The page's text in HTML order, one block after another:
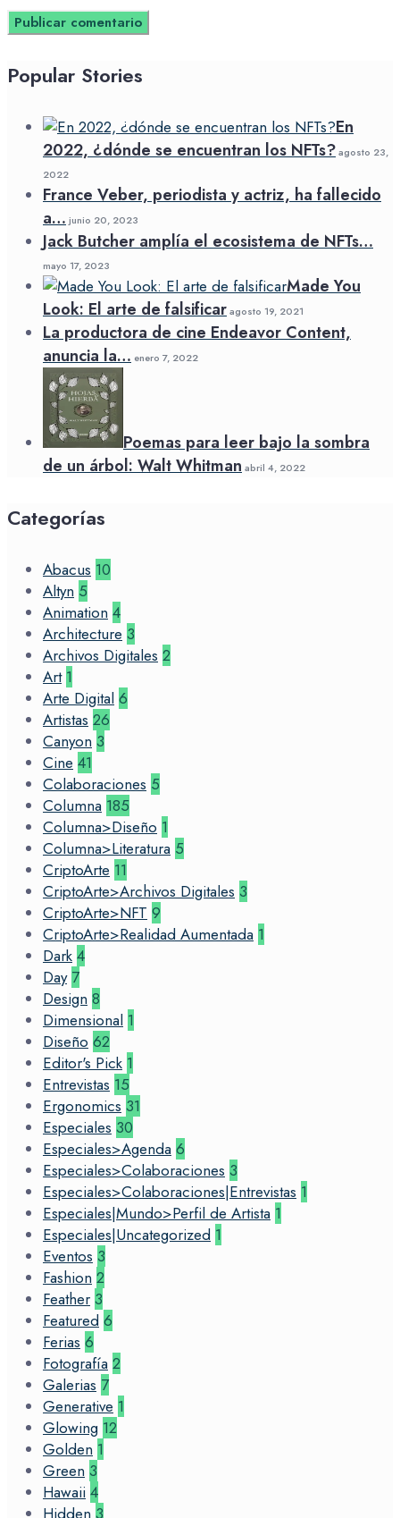
Popular Stories
En
2022, ¿dónde se encuentran los NFTs?agosto 23,
2022
France Veber, periodista y actriz, ha fallecido
a… junio 20, 2023
Jack Butcher amplía el ecosistema de NFTs…
mayo 17, 2023
Made You
Look: El arte de falsificaragosto 19, 2021
La productora de cine Endeavor Content,
anuncia la… enero 7, 2022
Poemas para leer bajo la sombra
de un árbol: Walt Whitman abril 4, 2022
Categorías
Abacus 10
Altyn 5
Animation 4
Architecture 3
Archivos Digitales 2
Art 1
Arte Digital 6
Artistas 26
Canyon 3
Cine 41
Colaboraciones 5
Columna 185
Columna>Diseño 1
Columna>Literatura 5
CriptoArte 11
CriptoArte>Archivos Digitales 3
CriptoArte>NFT 9
CriptoArte>Realidad Aumentada 1
Dark 4
Day 7
Design 8
Dimensional 1
Diseño 62
Editor's Pick 1
Entrevistas 15
Ergonomics 31
Especiales 30
Especiales>Agenda 6
Especiales>Colaboraciones 3
Especiales>Colaboraciones|Entrevistas 1
Especiales|Mundo>Perfil de Artista 1
Especiales|Uncategorized 1
Eventos 3
Fashion 2
Feather 3
Featured 6
Ferias 6
Fotografía 2
Galerias 7
Generative 1
Glowing 12
Golden 1
Green 3
Hawaii 4
Hidden 3